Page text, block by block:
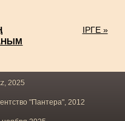
ІРГЕ »
2025
"Пантера", 2012